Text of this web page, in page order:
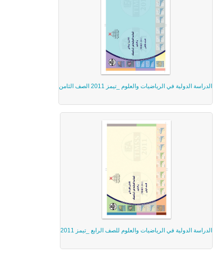
الدراسة الدولية في الرياضيات والعلوم _تيمز 2011 الصف الثامن
الدراسة الدولية في الرياضيات والعلوم للصف الرابع _تيمز 2011